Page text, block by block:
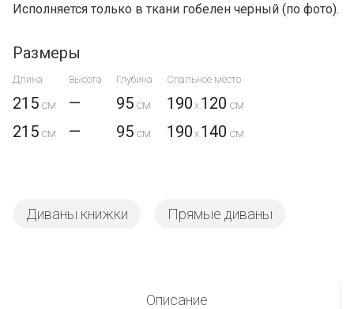
Исполняется только в ткани гобелен черный (по фото).
Размеры
Длина Высота Глубина Спальное место
215 — 95 190 x 120
215
— 95 190 x 140
Диваны книжки Прямые диваны
Описание